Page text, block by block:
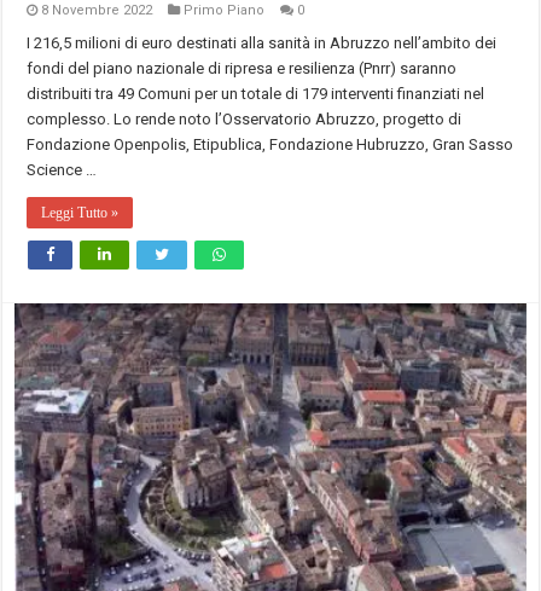
8 Novembre 2022 Primo Piano 0
I 216,5 milioni di euro destinati alla sanità in Abruzzo nell’ambito dei
fondi del piano nazionale di ripresa e resilienza (Pnrr) saranno
distribuiti tra 49 Comuni per un totale di 179 interventi finanziati nel
complesso. Lo rende noto l’Osservatorio Abruzzo, progetto di
Fondazione Openpolis, Etipublica, Fondazione Hubruzzo, Gran Sasso
Science …
Leggi Tutto »